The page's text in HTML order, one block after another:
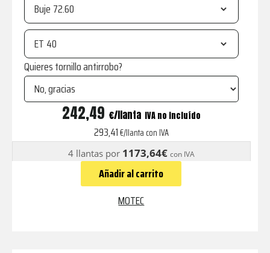
Buje
ET
Quieres tornillo antirrobo?
High
Gloss
242,49 € IVA no incluído
293,41€/llanta con IVA
4 llantas por 1173,64€ con IVA
Añadir al carrito
MOTEC